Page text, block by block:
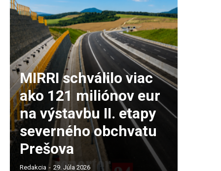
MIRRI schválilo viac
ako 121 miliónov eur
na výstavbu II. etapy
severného obchvatu
Prešova
Redakcia - 29. Júla 2026